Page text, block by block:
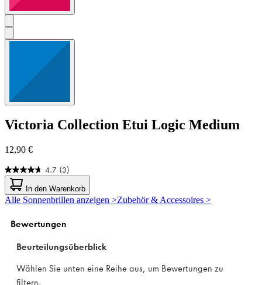
Victoria Collection Etui Logic Medium
12,90 €
4.7 (3)
4.7
von
5
Sternen.
Bewertungen
In den Warenkorb
Alle Sonnenbrillen anzeigen >Zubehör & Accessoires >